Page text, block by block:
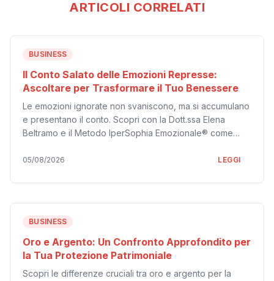
ARTICOLI CORRELATI
BUSINESS
Il Conto Salato delle Emozioni Represse:
Ascoltare per Trasformare il Tuo Benessere
Le emozioni ignorate non svaniscono, ma si accumulano
e presentano il conto. Scopri con la Dott.ssa Elena
Beltramo e il Metodo IperSophia Emozionale® come
benessere.
05/08/2026 LEGGI
BUSINESS
Oro e Argento: Un Confronto Approfondito per
la Tua Protezione Patrimoniale
Scopri le differenze cruciali tra oro e argento per la